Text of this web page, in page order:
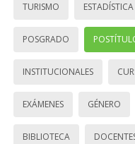
TURISMO ESTADÍSTICA
POSGRADO
INSTITUCIONALES
EXÁMENES GÉNERO
BIBLIOTECA